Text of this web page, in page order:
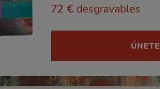
72 € desgravables
ÚNETE